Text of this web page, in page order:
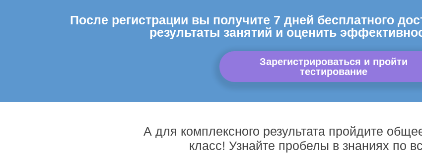
После регистрации вы получите 7 дней бесплатного
результаты занятий и оценить
Зарегистрироваться и пройти
тестирование
А для комплексного результата пройдите
класс! Узнайте пробелы в знаниях по